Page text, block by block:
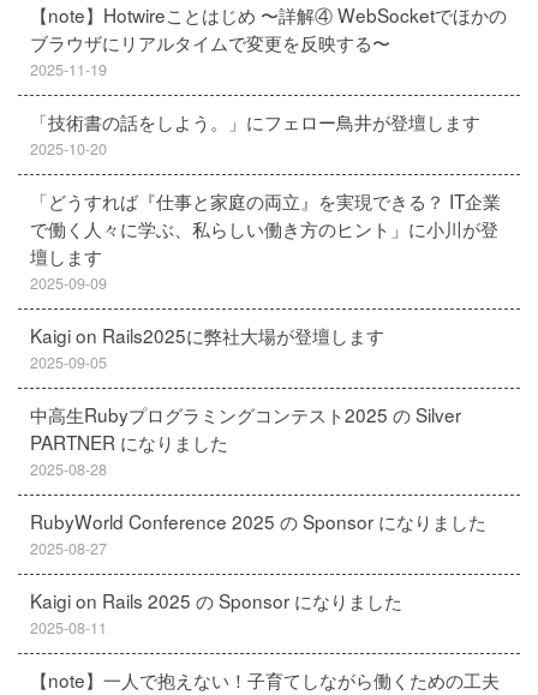
【note】Hotwireことはじめ 〜詳解④ WebSocketでほかの
ブラウザにリアルタイムで変更を反映する〜
2025-11-19
「技術書の話をしよう。」にフェロー鳥井が登壇します
2025-10-20
「どうすれば『仕事と家庭の両立』を実現できる？ IT企業
で働く人々に学ぶ、私らしい働き方のヒント」に小川が登
壇します
2025-09-09
Kaigi on Rails2025に弊社大場が登壇します
2025-09-05
中高生Rubyプログラミングコンテスト2025 の Silver
PARTNER になりました
2025-08-28
RubyWorld Conference 2025 の Sponsor になりました
2025-08-27
Kaigi on Rails 2025 の Sponsor になりました
2025-08-11
【note】一人で抱えない！子育てしながら働くための工夫